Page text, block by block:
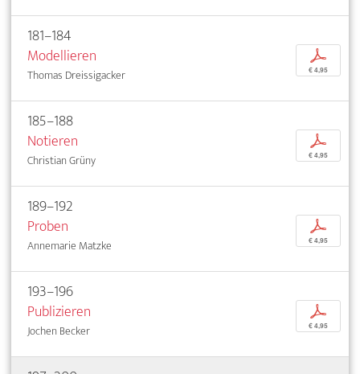
181–184
Modellieren
Thomas Dreissigacker
p
€ 4,95
185–188
Notieren
Christian Grüny
p
€ 4,95
189–192
Proben
Annemarie Matzke
p
€ 4,95
193–196
Publizieren
Jochen Becker
p
€ 4,95